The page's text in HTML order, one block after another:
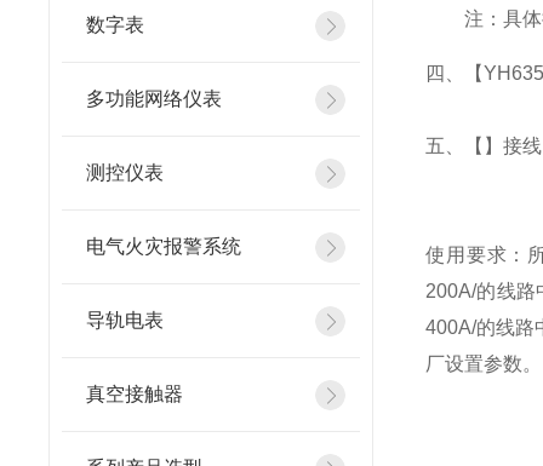
数字表
多功能网络仪表
测控仪表
电气火灾报警系统
导轨电表
真空接触器
注：具
四、 【
五、 【】接
使用要求：
200A/的线路
400A/的线路
厂设置参数。